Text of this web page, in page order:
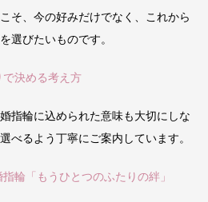
そ、今の好みだけでなく、これから
選びたいものです。
決める考え方
指輪に込められた意味も大切にしな
べるよう丁寧にご案内しています。
輪「もうひとつのふたりの絆」